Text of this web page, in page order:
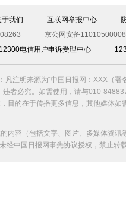
于我们 互联网举报中心
京公网安备
12300电信用户申诉受理中心
凡注明来源为“中国日报网：XXX（
违者必究。如需使用，请与010-
目的在于传播更多信息，其他媒体
内容（包括文字、图片、多媒体资
未经中国日报网事先协议授权，禁止转